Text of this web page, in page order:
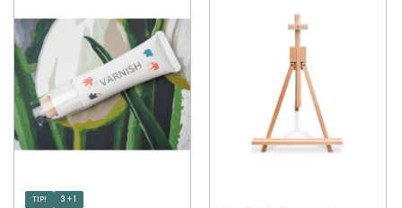
TIP! 3 + 1